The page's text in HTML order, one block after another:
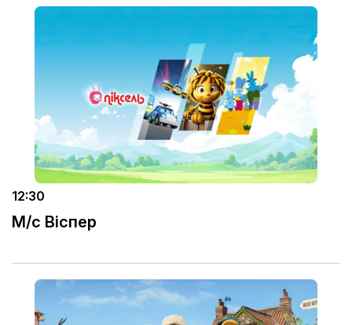
12:30
М/с Віспер